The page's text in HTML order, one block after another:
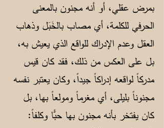
بمرض عقلي، أو أنه مجنون بالمعنى
الحرفي للكلمة، أي مصاب بالخَبَل وذهاب
العقل وعدم الإدراك للواقع الذي يعيش به،
بل على العكس من ذلك، فقد كان قيس
مدركاً لواقعه إدراكاً جيداً، وكان يعتبر نفسه
مجنوناً بليلى، أي مغرماً ومولعاً بها، بل
كان يفتخر بأنه مجنون بها حبًّا وكلفاً: